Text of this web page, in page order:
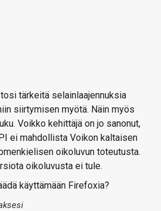
tärkeitä selainlaajennuksia
siirtymisen myötä. Näin myös
Voikko kehittäjä on jo sanonut,
ei mahdollista Voikon kaltaisen
oikoluvun toteutusta.
oikoluvusta ei tule.
käyttämään Firefoxia?